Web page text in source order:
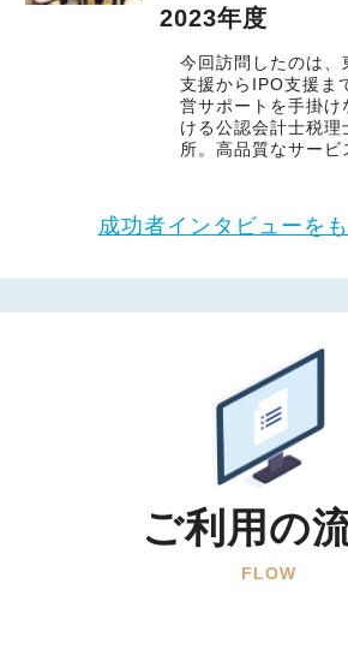
2023年度
今回訪問したのは、
支援からIPO支援ま
営サポートを手掛け
ける公認会計士税理
所。高品質なサービ
成功者インタビューを
ご利用の
FLOW